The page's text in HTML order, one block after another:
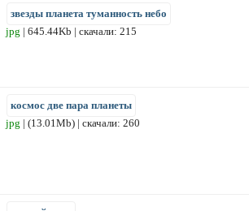
звезды планета туманность небо
jpg | 645.44Kb | скачали: 215
космос две пара планеты
jpg | (13.01Mb) | скачали: 260